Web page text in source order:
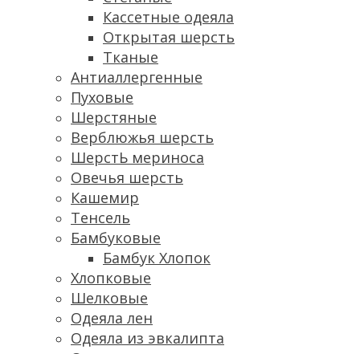
Кассетные одеяла
Открытая шерсть
Тканые
Антиаллергенные
Пуховые
Шерстяные
Верблюжья шерсть
ШерстЬ мериноса
Овечья шерсть
Кашемир
Тенсель
Бамбуковые
Бамбук Хлопок
Хлопковые
Шелковые
Одеяла лен
Одеяла из эвкалипта